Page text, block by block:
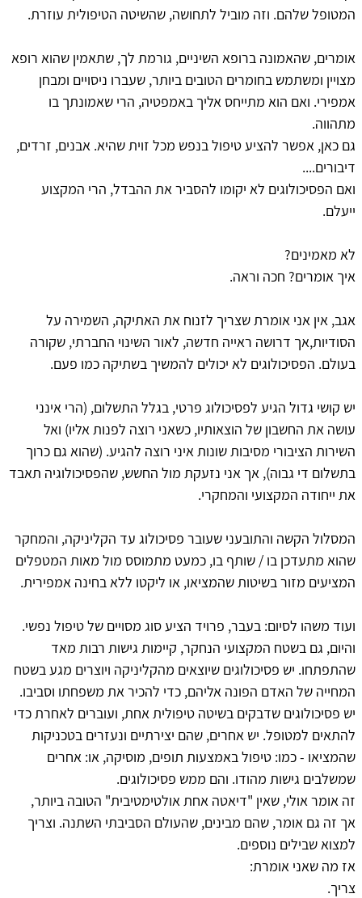
המטופל שלהם. וזה מוביל לתחושה, שהשיטה הטיפולית עוזרת.
אומרים, שהאמונה ברופא השיניים, גורמת לך, שתאמין שהוא רופא
מצויין ומשתמש בחומרים הטובים ביותר, שעברו ניסויים ומבחן
אמפירי. ואם הוא מתייחס אליך באמפטיה, הרי שאמונתך בו
מתהווה.
גם כאן, אפשר להציע טיפול בנפש מכל זוית שהיא. אבנים, זרדים,
דיבורים....
ואם הפסיכולוגים לא יקומו להסביר את ההבדל, הרי המקצוע
ייעלם.
לא מאמינים?
איך אומרים? חכה וראה.
אגב, אין אני אומרת שצריך לזנוח את האתיקה, השמירה על
הסודיות,אך דרושה ראייה חדשה, לאור השינוי החברתי, שקורה
בעולם. הפסיכולוגים לא יכולים להמשיך בשתיקה כמו פעם.
יש קושי גדול הגיע לפסיכולוג פרטי, בגלל התשלום, (הרי אינני
עושה את החשבון של הוצאותיו, כשאני רוצה לפנות אליו) ואל
השירות הציבורי מסיבות שונות איני רוצה להגיע. (שהוא גם כרוך
בתשלום די גבוה), אך אני נזעקת מול החשש, שהפסיכולוגיה תאבד
את ייחודה המקצועי והמחקרי.
המסלול הקשה והתובעני שעובר פסיכולוג עד הקליניקה, והמחקר
שהוא מתעדכן בו / שותף בו, כמעט מתמוסס מול מאות המטפלים
המציעים מזור בשיטות שהמציאו, או ליקטו ללא בחינה אמפירית.
ועוד משהו לסיום: בעבר, פרויד הציע סוג מסויים של טיפול נפשי.
והיום, גם בשטח המקצועי הנחקר, קיימות גישות רבות מאד
שהתפתחו. יש פסיכולוגים שיוצאים מהקליניקה ויוצרים מגע בשטח
המחייה של האדם הפונה אליהם, כדי להכיר את משפחתו וסביבו.
יש פסיכולוגים שדבקים בשיטה טיפולית אחת, ועוברים לאחרת כדי
להתאים למטופל. יש אחרים, שהם יצירתיים ונעזרים בטכניקות
שהמציאו - כמו: טיפול באמצעות תופים, מוסיקה, או: אחרים
שמשלבים גישות מהודו. והם ממש פסיכולוגים.
זה אומר אולי, שאין "דיאטה אחת אולטימטיבית" הטובה ביותר,
אך זה גם אומר, שהם מבינים, שהעולם הסביבתי השתנה. וצריך
למצוא שבילים נוספים.
אז מה שאני אומרת:
צריך.